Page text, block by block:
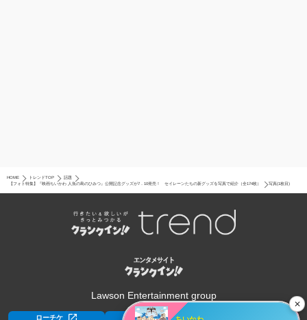
✕
HOME トレンドTOP
話題
【フォト特集】『映画ちいかわ 人魚の島のひみつ』公開記念グッズが7．10発売！ セイレーンたちの新グッズを写真で紹介（全174枚）
写真(1枚目)
Lawson Entertainment group
ローチケ ローチケ[旅行]